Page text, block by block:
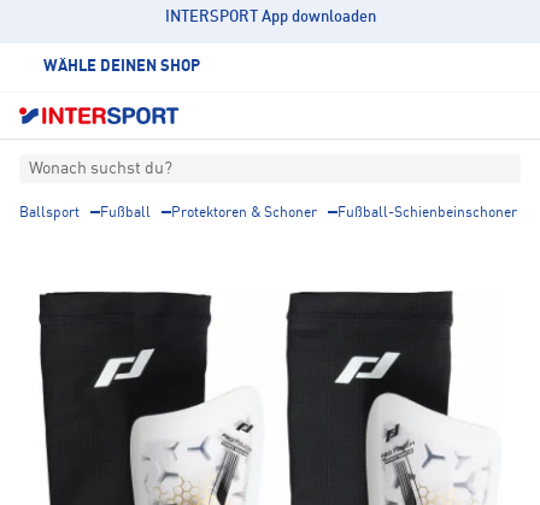
INTERSPORT App downloaden
WÄHLE DEINEN SHOP
Wonach suchst du?
Ballsport Fußball Protektoren & Schoner Fußball-Schienbeinschoner